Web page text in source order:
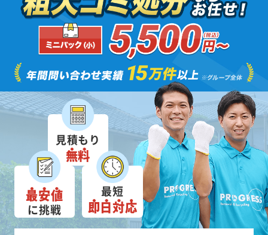
見積もり
無料
最安値
に挑戦
最短
即日対応